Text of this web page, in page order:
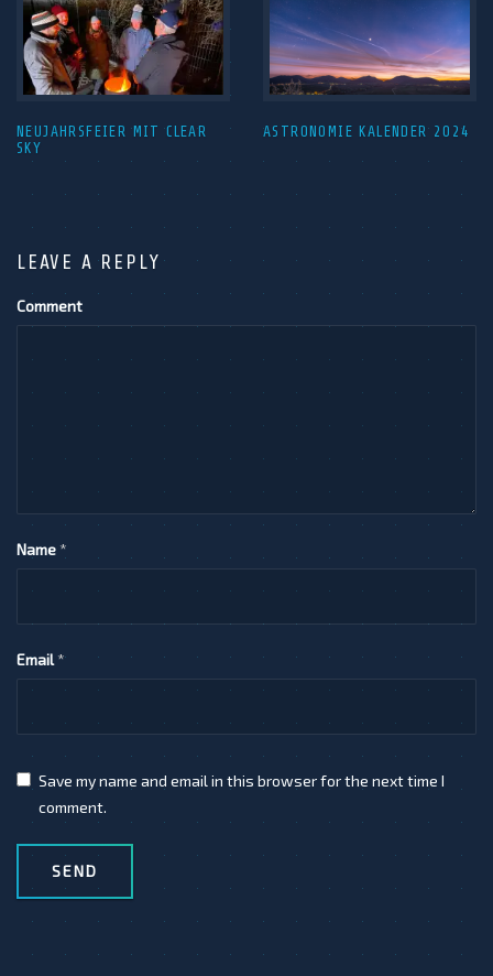
NEUJAHRSFEIER MIT CLEAR
SKY
ASTRONOMIE KALENDER 2024
LEAVE A REPLY
Comment
Name *
Email *
Save my name and email in this browser for the next time I
comment.